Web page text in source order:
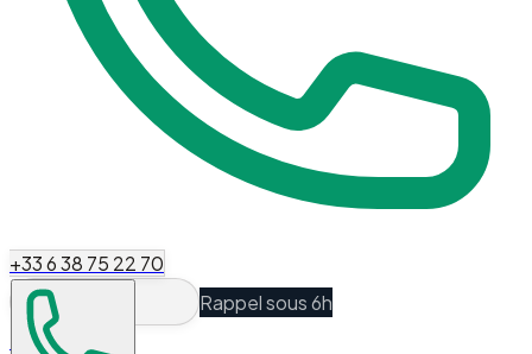
+33 6 38 75 22 70
Rappel sous 6h
Espace Client